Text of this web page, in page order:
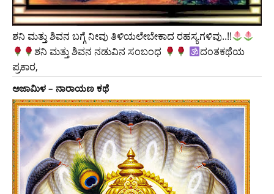
ಶನಿ ಮತ್ತು ಶಿವನ ಬಗ್ಗೆ ನೀವು ತಿಳಿಯಲೇಬೇಕಾದ ರಹಸ್ಯಗಳಿವು..!!
ಶನಿ ಮತ್ತು ಶಿವನ ನಡುವಿನ ಸಂಬಂಧ
ದಂತಕಥೆಯ
ಪ್ರಕಾರ,
ಅಜಾಮಿಳ – ನಾರಾಯಣ ಕಥೆ